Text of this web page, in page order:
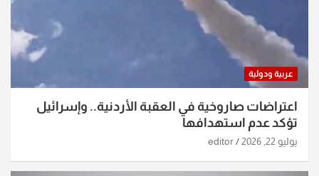
عربية ودولية
اعتراضات صاروخية في العقبة الأردنية.. وإسرائيل
تؤكد عدم استهدافها
يوليو 22, 2026 editor